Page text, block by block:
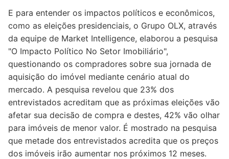
E para entender os impactos políticos e econômicos,
como as eleições presidenciais, o Grupo OLX, através
da equipe de Market Intelligence, elaborou a pesquisa
"O Impacto Político No Setor Imobiliário",
questionando os compradores sobre sua jornada de
aquisição do imóvel mediante cenário atual do
mercado. A pesquisa revelou que 23% dos
entrevistados acreditam que as próximas eleições vão
afetar sua decisão de compra e destes, 42% vão olhar
para imóveis de menor valor. É mostrado na pesquisa
que metade dos entrevistados acredita que os preços
dos imóveis irão aumentar nos próximos 12 meses.